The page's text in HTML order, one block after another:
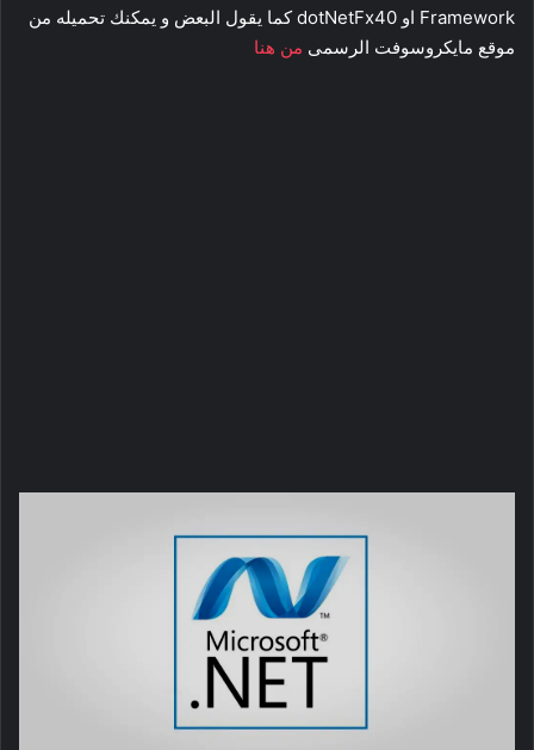
Framework او dotNetFx40 كما يقول البعض و يمكنك تحميله من
موقع مايكروسوفت الرسمى من هنا